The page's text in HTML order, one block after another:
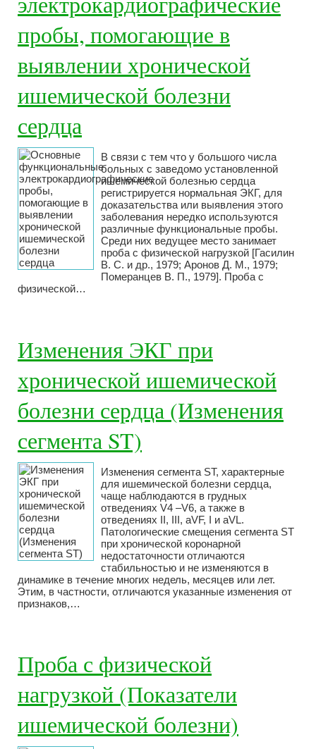
пробы, помогающие в
выявлении хронической
ишемической болезни
сердца
В связи с тем что у большого числа
больных с заведомо установленной
ишемической болезнью сердца
регистрируется нормальная ЭКГ, для
доказательства или выявления этого
заболевания нередко используются
различные функциональные пробы.
Среди них ведущее место занимает
проба с физической нагрузкой [Гасилин
В. С. и др., 1979; Аронов Д. М., 1979;
Померанцев В. П., 1979]. Проба с
физической…
Изменения ЭКГ при
хронической ишемической
болезни сердца (Изменения
сегмента ST)
Изменения сегмента ST, характерные
для ишемической болезни сердца,
чаще наблюдаются в грудных
отведениях V4 –V6, а также в
отведениях II, III, aVF, I и aVL.
Патологические смещения сегмента ST
при хронической коронарной
недостаточности отличаются
стабильностью и не изменяются в
динамике в течение многих недель, месяцев или лет.
Этим, в частности, отличаются указанные изменения от
признаков,…
Проба с физической
нагрузкой (Показатели
ишемической болезни)